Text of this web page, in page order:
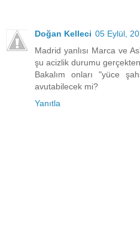
Doğan Kelleci 05 Eylül,
Madrid yanlısı Marca ve
şu acizlik durumu gerçekten
Bakalım onları "yüce
avutabilecek mi?
Yanıtla